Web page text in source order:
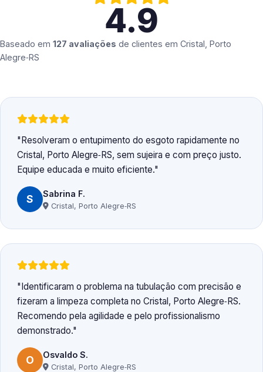
4.9
Baseado em 127 avaliações de clientes em Cristal, Porto
Alegre‑RS
Resolveram o entupimento do esgoto rapidamente no
Cristal, Porto Alegre‑RS, sem sujeira e com preço justo.
Equipe educada e muito eficiente.
S Sabrina F.
Cristal, Porto Alegre‑RS
Identificaram o problema na tubulação com precisão e
fizeram a limpeza completa no Cristal, Porto Alegre‑RS.
Recomendo pela agilidade e pelo profissionalismo
demonstrado.
O Osvaldo S.
Cristal, Porto Alegre‑RS